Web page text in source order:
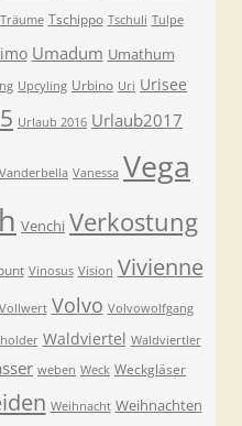
Träume Tschippo Tschuli Tulpe
Umadum Umathum
Upcyling Urbino Uri Urisee
Urlaub 2016 Urlaub2017
Vanderbella Vanessa Vega
Venchi Verkostung
Vinosus Vision Vivienne
Vollwert Volvo Volvowolfgang
Waldviertel Waldviertler
weben Weck Weckgläser
Weihnacht Weihnachten